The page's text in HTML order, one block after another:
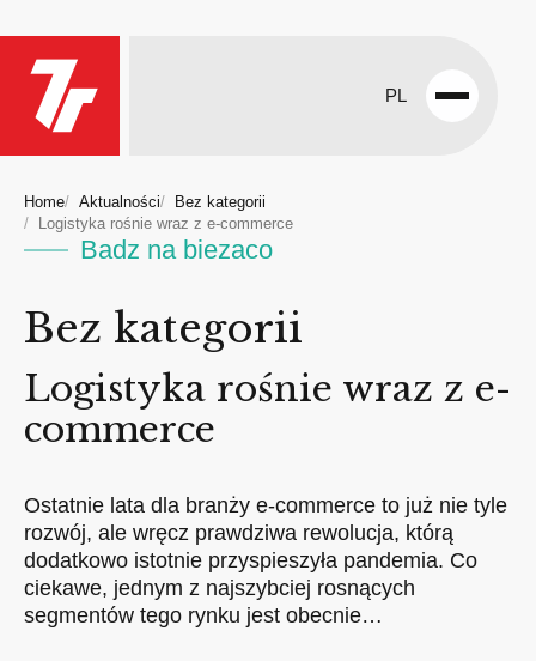
PL
Open
Home Aktualności
Bez kategorii
Logistyka rośnie wraz z e-commerce
Badz na biezaco
Bez kategorii
Logistyka rośnie wraz z e-
commerce
Ostatnie lata dla branży e-commerce to już nie tyle
rozwój, ale wręcz prawdziwa rewolucja, którą
dodatkowo istotnie przyspieszyła pandemia. Co
ciekawe, jednym z najszybciej rosnących
segmentów tego rynku jest obecnie…